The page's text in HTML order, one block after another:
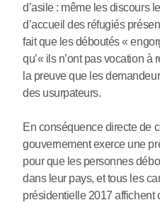
d’asile : même les discours
d’accueil des réfugiés
fait que les déboutés «
qu’« ils n’ont pas vocation à
la preuve que les
des usurpateurs.
En conséquence directe de
gouvernement exerce une
pour que les personnes
dans leur pays, et tous les
présidentielle 2017 affichent